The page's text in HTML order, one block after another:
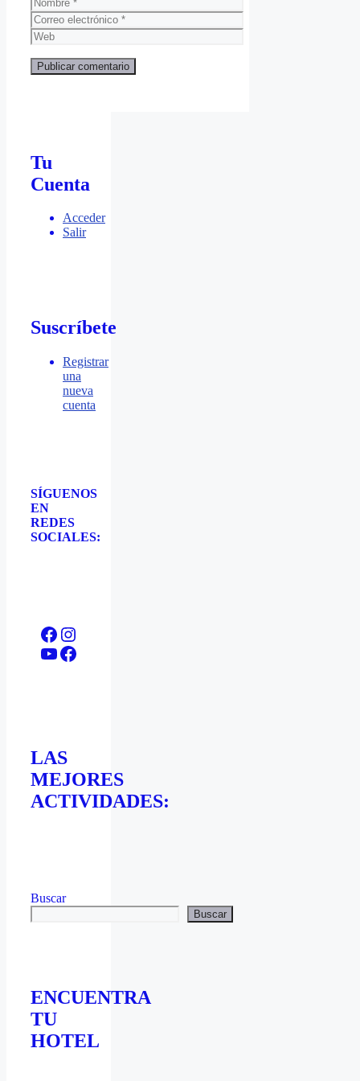
Correo
electrónico
Web
Tu
Cuenta
Acceder
Salir
Suscríbete
Registrar
una
nueva
cuenta
SÍGUENOS
EN
REDES
SOCIALES:
Facebook
Instagram
YouTube
Facebook
LAS
MEJORES
ACTIVIDADES:
Buscar
Buscar
ENCUENTRA
TU
HOTEL